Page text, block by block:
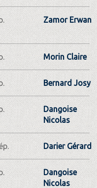
Zamor Erwan
Morin Claire
Bernard Josy
Dangoise
Nicolas
Darier Gérard
Dangoise
Nicolas